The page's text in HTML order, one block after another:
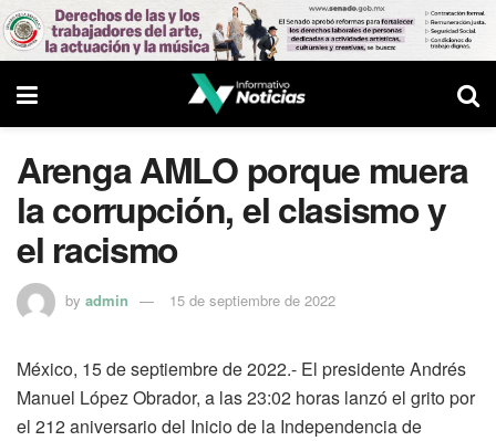
Arenga AMLO porque muera
la corrupción, el clasismo y
el racismo
by admin 15 de septiembre de 2022
México, 15 de septiembre de 2022.- El presidente Andrés
Manuel López Obrador, a las 23:02 horas lanzó el grito por
el 212 aniversario del Inicio de la Independencia de